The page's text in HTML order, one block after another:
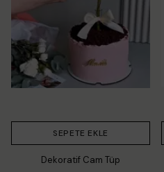
SEPETE EKLE
Dekoratif Cam Tüp